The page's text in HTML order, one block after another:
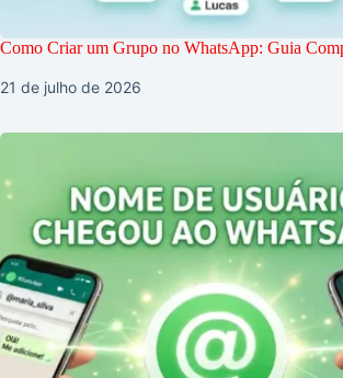
Como Criar um Grupo no WhatsApp: Guia
21 de julho de 2026